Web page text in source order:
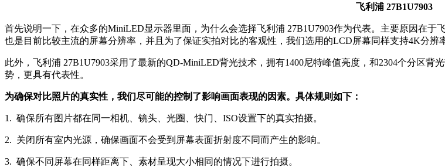
飞利浦 27B1U7903
首先说明一下，在众多的MiniLED显示器里面，为什么会选择飞利浦 27B1U7903作为代表。主要原因在于
也是目前比较主流的屏幕分辨率，并且为了保证实拍对比的客观性，我们选用的LCD屏幕同样支持4K分辨
此外，飞利浦 27B1U7903采用了最新的QD-MiniLED背光技术，拥有1400尼特峰值亮度，和2304个分区
势，更具有代表性。
为确保对比照片的真实性，我们尽可能的控制了影响画面表现的因素。具体规则如下：
1. 确保所有图片都在同一相机、镜头、光圈、快门、ISO设置下的真实拍摄。
2. 关闭所有室内光源，确保画面不会受到屏幕表面折射度不同而产生的影响。
3. 确保不同屏幕在同样距离下、素材呈现大小相同的情况下进行拍摄。